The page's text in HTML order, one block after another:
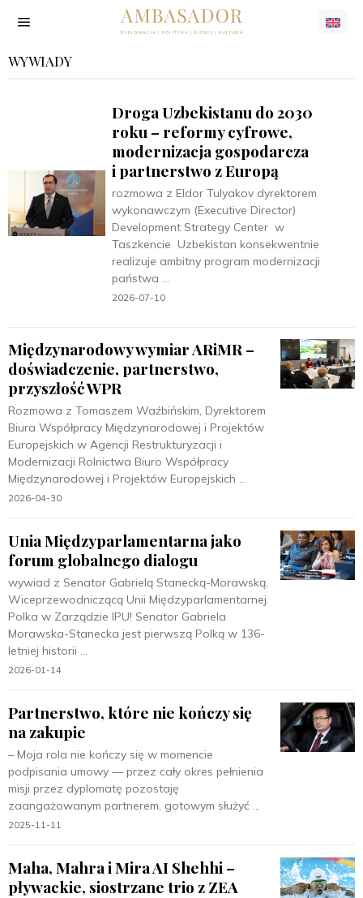
WYWIADY
Droga Uzbekistanu do 2030
roku – reformy cyfrowe,
modernizacja gospodarcza
i partnerstwo z Europą
rozmowa z Eldor Tulyakov dyrektorem
wykonawczym (Executive Director)
Development Strategy Center w
Taszkencie Uzbekistan konsekwentnie
realizuje ambitny program modernizacji
państwa
2026-07-10
Międzynarodowy wymiar ARiMR –
doświadczenie, partnerstwo,
przyszłość WPR
Rozmowa z Tomaszem Waźbińskim, Dyrektorem
Biura Współpracy Międzynarodowej i Projektów
Europejskich w Agencji Restrukturyzacji i
Modernizacji Rolnictwa Biuro Współpracy
Międzynarodowej i Projektów Europejskich
2026-04-30
Unia Międzyparlamentarna jako
forum globalnego dialogu
wywiad z Senator Gabrielą Stanecką-Morawską,
Wiceprzewodniczącą Unii Międzyparlamentarnej.
Polka w Zarządzie IPU! Senator Gabriela
Morawska-Stanecka jest pierwszą Polką w 136-
letniej historii
2026-01-14
Partnerstwo, które nie kończy się
na zakupie
– Moja rola nie kończy się w momencie
podpisania umowy — przez cały okres pełnienia
misji przez dyplomatę pozostaję
zaangażowanym partnerem, gotowym służyć
2025-11-11
Maha, Mahra i Mira AI Shehhi –
pływackie, siostrzane trio z ZEA